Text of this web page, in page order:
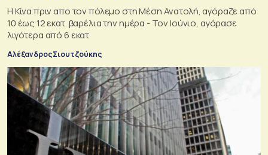
Η Κίνα πριν απο τον πόλεμο στη Μέση Ανατολή, αγόραζε από
10 έως 12 εκατ. βαρέλια την ημέρα - Τον Ιούνιο, αγόρασε
λιγότερα από 6 εκατ.
Αλέξανδρος Σιουτζούκης